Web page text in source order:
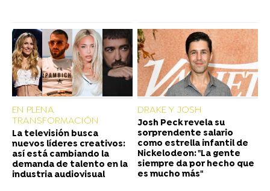
EN PLENA
TRANSFORMACIÓN
La televisión busca
nuevos líderes creativos:
así está cambiando la
demanda de talento en la
industria audiovisual
DRAKE Y JOSH
Josh Peck revela su
sorprendente salario
como estrella infantil de
Nickelodeon: "La gente
siempre da por hecho que
es mucho más"